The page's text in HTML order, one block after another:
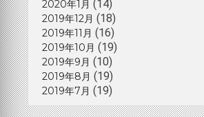
2020年1月 (14)
2019年12月 (18)
2019年11月 (16)
2019年10月 (19)
2019年9月 (10)
2019年8月 (19)
2019年7月 (19)